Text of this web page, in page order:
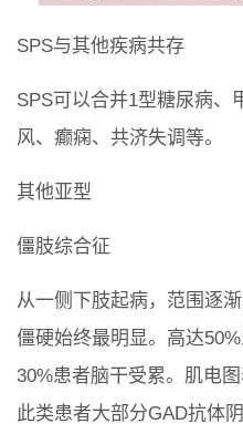
SPS与其他疾病共存
SPS可以合并1型糖尿病、
风、癫痫、共济失调等。
其他亚型
僵肢综合征
从一侧下肢起病，范围逐
僵硬始终最明显。高达
30%患者脑干受累。肌电
此类患者大部分GAD抗体阴